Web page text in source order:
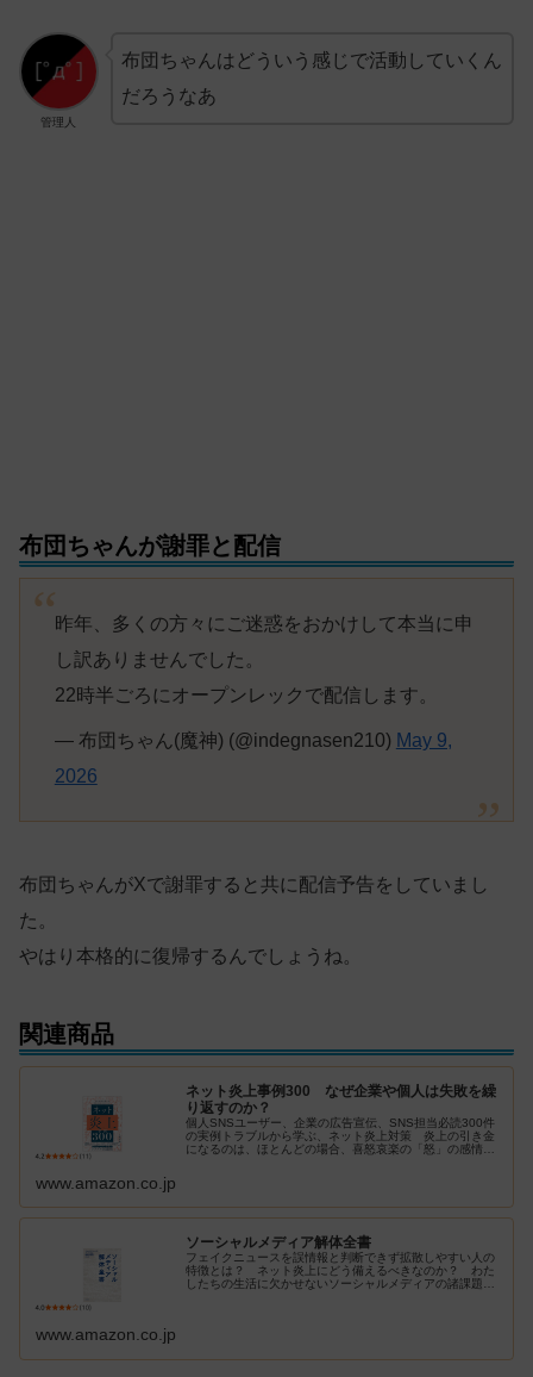
管理人
布団ちゃんはどういう感じで活動していくん
だろうなあ
布団ちゃんが謝罪と配信
昨年、多くの方々にご迷惑をおかけして本当に申
し訳ありませんでした。
22時半ごろにオープンレックで配信します。
— 布団ちゃん(魔神) (@indegnasen210) May 9,
2026
布団ちゃんがXで謝罪すると共に配信予告をしていまし
た。
やはり本格的に復帰するんでしょうね。
関連商品
ネット炎上事例300 なぜ企業や個人は失敗を繰
り返すのか？
個人SNSユーザー、企業の広告宣伝、SNS担当必読300件
の実例トラブルから学ぶ、ネット炎上対策 炎上の引き金
になるのは、ほとんどの場合、喜怒哀楽の「怒」の感情で
www.amazon.co.jp
ソーシャルメディア解体全書
フェイクニュースを誤情報と判断できず拡散しやすい人の
特徴とは？ ネット炎上にどう備えるべきなのか？ わた
したちの生活に欠かせないソーシャルメディアの諸課題を
www.amazon.co.jp